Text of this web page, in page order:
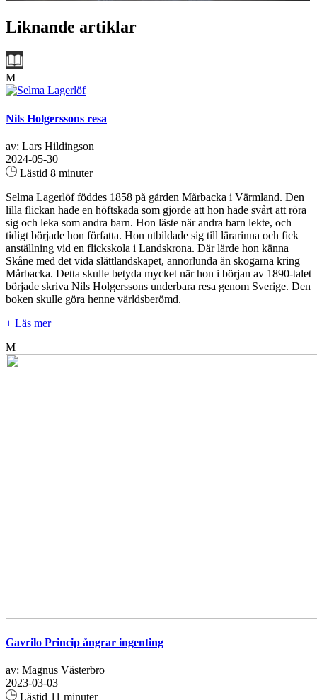
Liknande artiklar
M
Nils Holgerssons resa
av: Lars Hildingson
2024-05-30
Lästid 8 minuter
Selma Lagerlöf föddes 1858 på gården Mårbacka i Värmland. Den
lilla flickan hade en höftskada som gjorde att hon hade svårt att röra
sig och leka som andra barn. Hon läste när andra barn lekte, och
tidigt började hon författa. Hon utbildade sig till lärarinna och fick
anställning vid en flickskola i Landskrona. Där lärde hon känna
Skåne med det vida slättlandskapet, annorlunda än skogarna kring
Mårbacka. Detta skulle betyda mycket när hon i början av 1890-talet
började skriva Nils Holgerssons underbara resa genom Sverige. Den
boken skulle göra henne världsberömd.
+ Läs mer
M
Gavrilo Princip ångrar ingenting
av: Magnus Västerbro
2023-03-03
Lästid 11 minuter